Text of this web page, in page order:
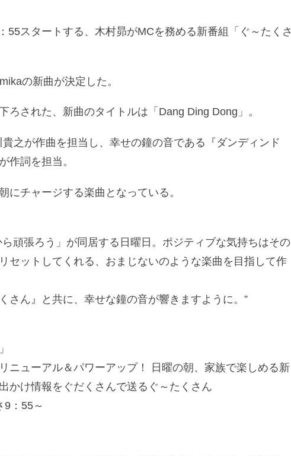
55スタートする、木村昴がMCを務める新番組「ぐ～たくさ
の新曲が決定した。
ろされた、新曲のタイトルは「Dang Ding Dong」。
之が作曲を担当し、幸せの鐘の音である『ダンディンド
作詞を担当。
にチャージする楽曲となっている。
頑張ろう」が同居する日曜日。ポジティブな気持ちはその
セットしてくれる、おまじないのような楽曲を目指して作
さん』と共に、幸せな鐘の音が響きますように。”
ニューアル＆パワーアップ！ 日曜の朝、家族で楽しめる新
かけ情報をぐだくさんで送るぐ～たくさん
9：55～